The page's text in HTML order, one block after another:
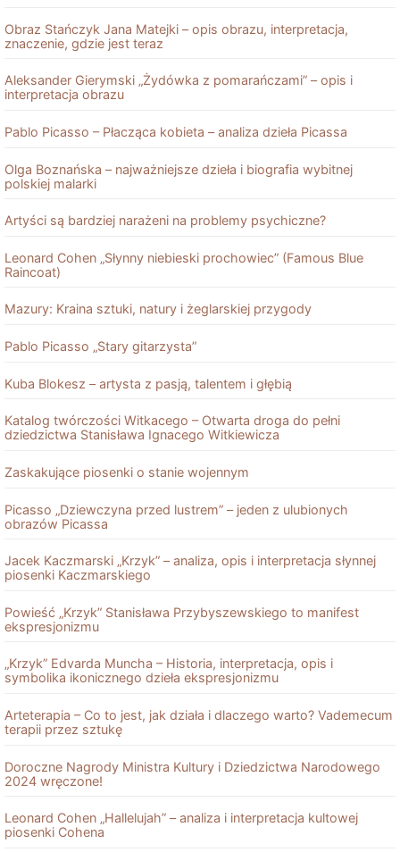
Obraz Stańczyk Jana Matejki – opis obrazu, interpretacja,
znaczenie, gdzie jest teraz
Aleksander Gierymski „Żydówka z pomarańczami” – opis i
interpretacja obrazu
Pablo Picasso – Płacząca kobieta – analiza dzieła Picassa
Olga Boznańska – najważniejsze dzieła i biografia wybitnej
polskiej malarki
Artyści są bardziej narażeni na problemy psychiczne?
Leonard Cohen „Słynny niebieski prochowiec” (Famous Blue
Raincoat)
Mazury: Kraina sztuki, natury i żeglarskiej przygody
Pablo Picasso „Stary gitarzysta”
Kuba Blokesz – artysta z pasją, talentem i głębią
Katalog twórczości Witkacego – Otwarta droga do pełni
dziedzictwa Stanisława Ignacego Witkiewicza
Zaskakujące piosenki o stanie wojennym
Picasso „Dziewczyna przed lustrem” – jeden z ulubionych
obrazów Picassa
Jacek Kaczmarski „Krzyk” – analiza, opis i interpretacja słynnej
piosenki Kaczmarskiego
Powieść „Krzyk” Stanisława Przybyszewskiego to manifest
ekspresjonizmu
„Krzyk” Edvarda Muncha – Historia, interpretacja, opis i
symbolika ikonicznego dzieła ekspresjonizmu
Arteterapia – Co to jest, jak działa i dlaczego warto? Vademecum
terapii przez sztukę
Doroczne Nagrody Ministra Kultury i Dziedzictwa Narodowego
2024 wręczone!
Leonard Cohen „Hallelujah” – analiza i interpretacja kultowej
piosenki Cohena